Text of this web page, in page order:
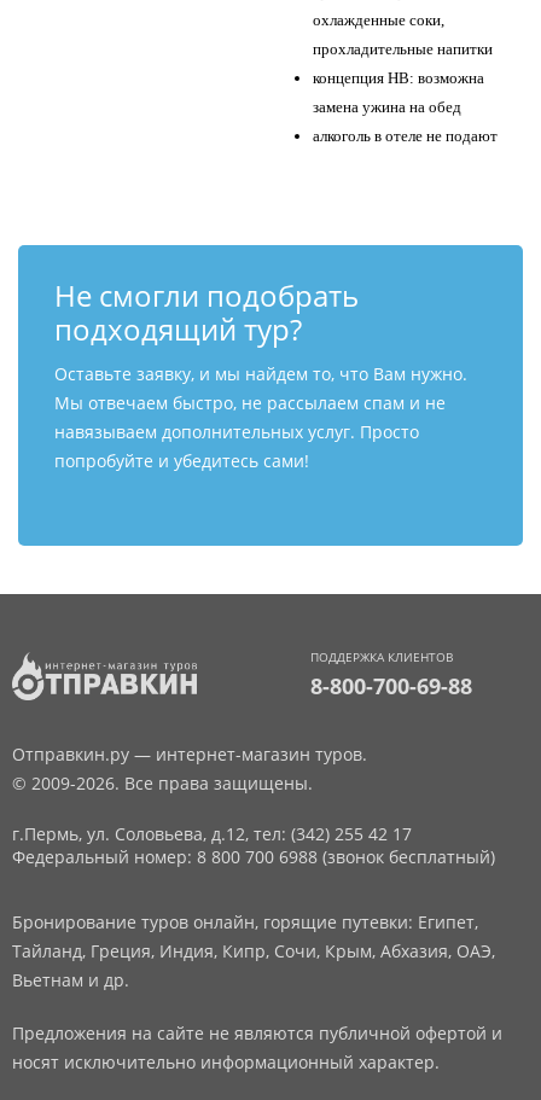
охлажденные соки,
прохладительные напитки
концепция HB: возможна
замена ужина на обед
алкоголь в отеле не подают
Не смогли подобрать
подходящий тур?
Оставьте заявку, и мы найдем то, что Вам нужно.
Мы отвечаем быстро, не рассылаем спам и не
навязываем дополнительных услуг. Просто
попробуйте и убедитесь сами!
ПОДДЕРЖКА КЛИЕНТОВ
8-800-700-69-88
Отправкин.ру — интернет-магазин туров.
© 2009-2026. Все права защищены.
г.Пермь, ул. Соловьева, д.12, тел: (342) 255 42 17
Федеральный номер: 8 800 700 6988 (звонок бесплатный)
Бронирование туров онлайн, горящие путевки: Египет,
Тайланд, Греция, Индия, Кипр, Сочи, Крым, Абхазия, ОАЭ,
Вьетнам и др.
Предложения на сайте не являются публичной офертой и
носят исключительно информационный характер.